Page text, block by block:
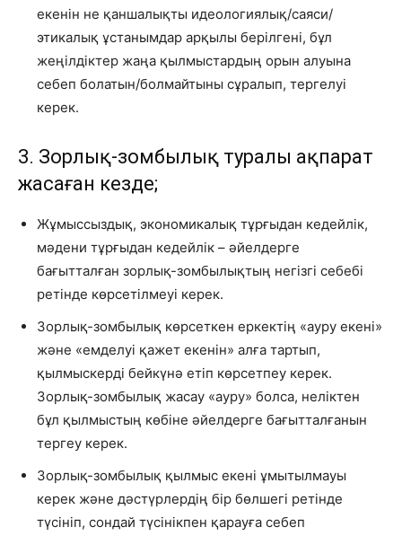
екенін не қаншалықты идеологиялық/саяси/
этикалық ұстанымдар арқылы берілгені, бұл
жеңілдіктер жаңа қылмыстардың орын алуына
себеп болатын/болмайтыны сұралып, тергелуі
керек.
3. Зорлық-зомбылық туралы ақпарат
жасаған кезде;
Жұмыссыздық, экономикалық тұрғыдан кедейлік,
мәдени тұрғыдан кедейлік – әйелдерге
бағытталған зорлық-зомбылықтың негізгі себебі
ретінде көрсетілмеуі керек.
Зорлық-зомбылық көрсеткен еркектің «ауру екені»
және «емделуі қажет екенін» алға тартып,
қылмыскерді бейкүнә етіп көрсетпеу керек.
Зорлық-зомбылық жасау «ауру» болса, неліктен
бұл қылмыстың көбіне әйелдерге бағытталғанын
тергеу керек.
Зорлық-зомбылық қылмыс екені ұмытылмауы
керек және дәстүрлердің бір бөлшегі ретінде
түсініп, сондай түсінікпен қарауға себеп